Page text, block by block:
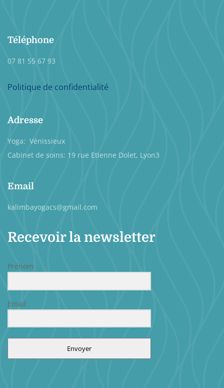
Téléphone
07 81 55 67 93
Politique de confidentialité
Adresse
Yoga: Vénissieux
Cabinet de soins: 19 rue Etienne Dolet, Lyon3
Email
kalimbayogacs@gmail.com
Recevoir la newsletter
Prénom
Email
Envoyer